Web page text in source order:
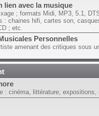
lien avec la musique
; formats Midi, MP3, 5.1,
: chaines hifi, cartes son,
; etc.
Personnelles
amenant des critiques sous
: cinéma, littérature, expositions,